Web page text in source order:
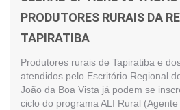
PRODUTORES RURAIS DA
TAPIRATIBA
Produtores rurais de Tapiratiba e
atendidos pelo Escritório Regional
João da Boa Vista já podem se
ciclo do programa ALI Rural